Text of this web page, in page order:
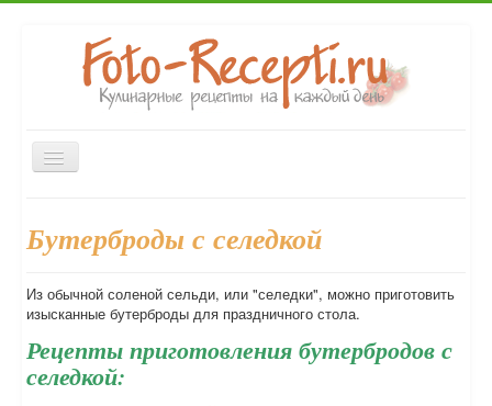
Включить/
выключить
Десерты
Выпечка Напитки
Консервирование
Форум
Бутерброды с селедкой
Из обычной соленой сельди, или "селедки", можно приготовить
изысканные бутерброды для праздничного стола.
Рецепты приготовления бутербродов с
селедкой: